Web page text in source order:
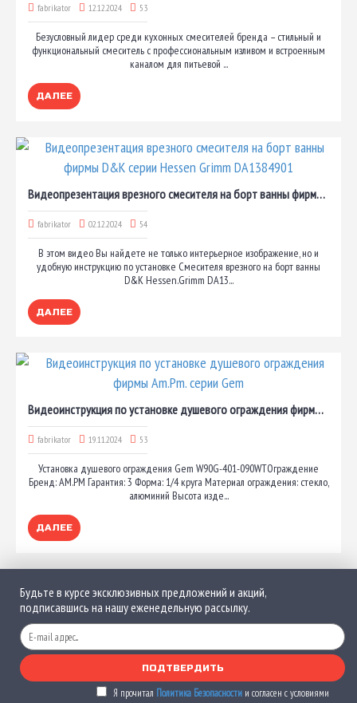
fabrikator 12.12.2024 53
Безусловный лидер среди кухонных смесителей бренда – стильный и
функциональный смеситель с профессиональным изливом и встроенным
каналом для питьевой ...
ДАЛЕЕ
Видеопрезентация врезного смесителя на борт ванны фирмы D&K серии Hessen Grimm DA1384901
fabrikator 02.12.2024 54
В этом видео Вы найдете не только интерьерное изображение, но и
удобную инструкцию по установке Смесителя врезного на борт ванны
D&K Hessen.Grimm DA13...
ДАЛЕЕ
Видеоинструкция по установке душевого ограждения фирмы Am.Pm. серии Gem
fabrikator 19.11.2024 53
Установка душевого ограждения Gem W90G-401-090WTОграждение
Бренд: AM.PM Гарантия: 3 Форма: 1/4 круга Материал ограждения: стекло,
алюминий Высота изде...
ДАЛЕЕ
Будьте в курсе эксклюзивных предложений и акций,
подписавшись на нашу еженедельную рассылку.
ПОДТВЕРДИТЬ
Я прочитал Политика Безопасности и согласен с условиями